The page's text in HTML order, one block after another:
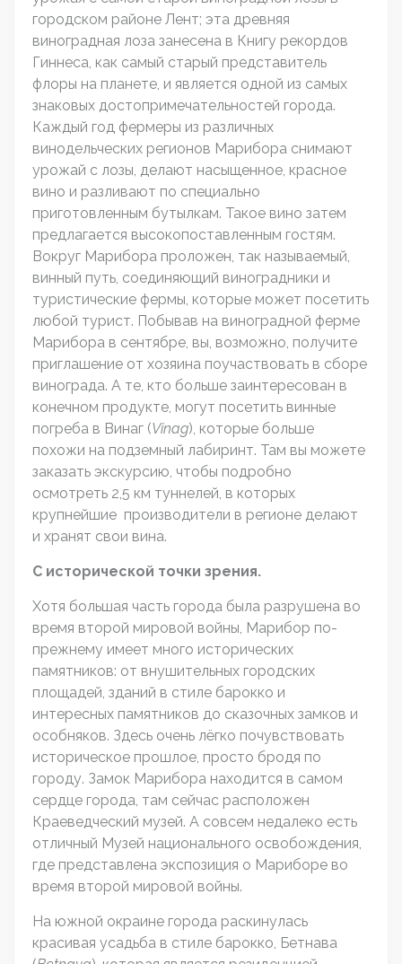
городском районе Лент; эта древняя
виноградная лоза занесена в Книгу рекордов
Гиннеса, как самый старый представитель
флоры на планете, и является одной из самых
знаковых достопримечательностей города.
Каждый год фермеры из различных
винодельческих регионов Марибора снимают
урожай с лозы, делают насыщенное, красное
вино и разливают по специально
приготовленным бутылкам. Такое вино затем
предлагается высокопоставленным гостям.
Вокруг Марибора проложен, так называемый,
винный путь, соединяющий виноградники и
туристические фермы, которые может посетить
любой турист. Побывав на виноградной ферме
Марибора в сентябре, вы, возможно, получите
приглашение от хозяина поучаствовать в сборе
винограда. А те, кто больше заинтересован в
конечном продукте, могут посетить винные
погреба в Винаг (Vinag), которые больше
похожи на подземный лабиринт. Там вы можете
заказать экскурсию, чтобы подробно
осмотреть 2,5 км туннелей, в которых
крупнейшие производители в регионе делают
и хранят свои вина.
С исторической точки зрения.
Хотя большая часть города была разрушена во
время второй мировой войны, Марибор по-
прежнему имеет много исторических
памятников: от внушительных городских
площадей, зданий в стиле барокко и
интересных памятников до сказочных замков и
особняков. Здесь очень лёгко почувствовать
историческое прошлое, просто бродя по
городу. Замок Марибора находится в самом
сердце города, там сейчас расположен
Краеведческий музей. А совсем недалеко есть
отличный Музей национального освобождения,
где представлена экспозиция о Мариборе во
время второй мировой войны.
На южной окраине города раскинулась
красивая усадьба в стиле барокко, Бетнава